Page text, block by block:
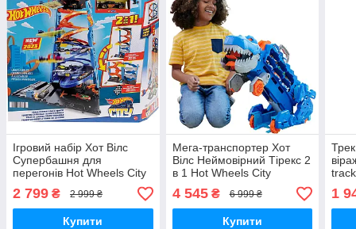
Ігровий набір Хот Вілс
Супербашня для
перегонів Hot Wheels City
Transforming Race Tower
HKX43 Трек Mattel
Оригінал MyDoll.com.ua
2 799 ₴ 2 999 ₴
Купити
Мега-транспортер Хот
Вілс Неймовірний Тірекс 2
в 1 Hot Wheels City
Ultimate T-Rex Transporter
HNG50 Mattel Оригінал
MyDoll.com.ua
4 545₴ 6 999 ₴
Купити
1